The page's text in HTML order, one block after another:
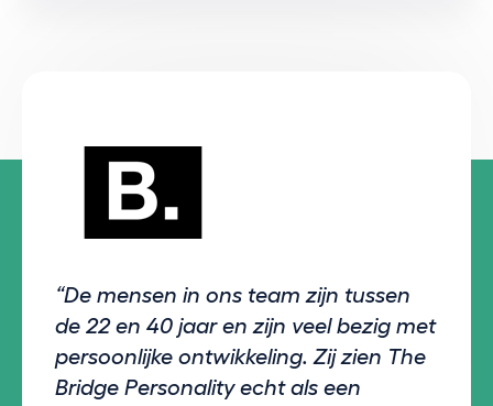
“De mensen in ons team zijn tussen
de 22 en 40 jaar en zijn veel bezig met
persoonlijke ontwikkeling. Zij zien The
Bridge Personality echt als een